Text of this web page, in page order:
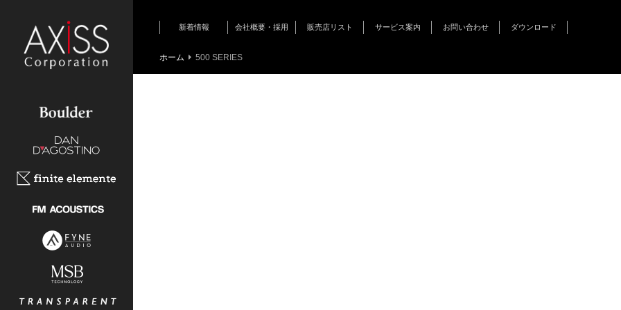
新着情報 会社概要・採用 販売店リスト サービス案内 お問い合わせ ダウンロード
ホーム 500 SERIES